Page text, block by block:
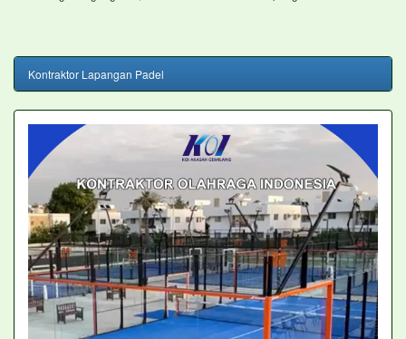
Kontraktor Lapangan Padel